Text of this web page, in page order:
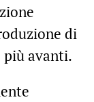
di
avanti.